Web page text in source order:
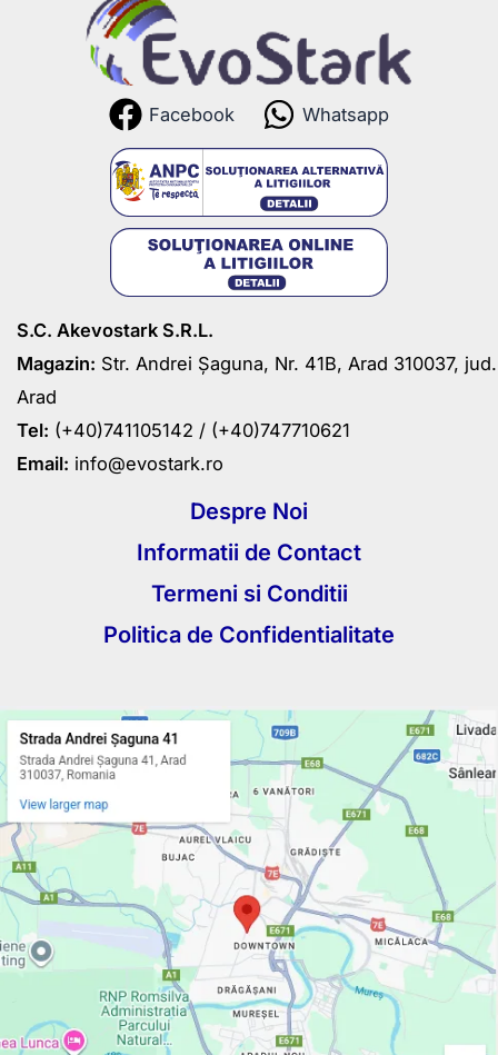
Facebook Whatsapp
S.C. Akevostark S.R.L.
Magazin: Str. Andrei Șaguna, Nr. 41B, Arad 310037, jud.
Arad
Tel: (+40)741105142 / (+40)747710621
Email: info@evostark.ro
Despre Noi
Informatii de Contact
Termeni si Conditii
Politica de Confidentialitate